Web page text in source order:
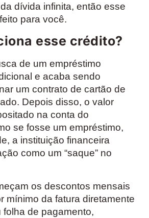
dívida infinita, então esse
para você.
esse crédito?
de um empréstimo
e acaba sendo
um contrato de cartão de
Depois disso, o valor
na conta do
se fosse um empréstimo,
a instituição financeira
como um “saque” no
os descontos mensais
mínimo da fatura diretamente
de pagamento,